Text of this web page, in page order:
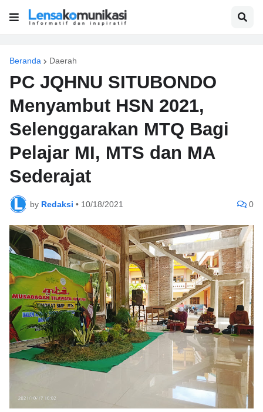
Beranda Daerah
PC JQHNU SITUBONDO
Menyambut HSN 2021,
Selenggarakan MTQ Bagi
Pelajar MI, MTS dan MA
Sederajat
by Redaksi • 10/18/2021 0